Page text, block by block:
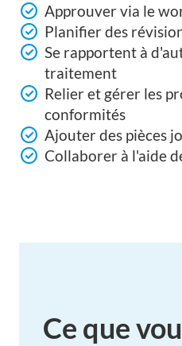
Approuver via le
Planifier des
Se rapportent à
traitement
Relier et gérer les
conformités
Ajouter des pièces
Collaborer à l'aide
Ce que